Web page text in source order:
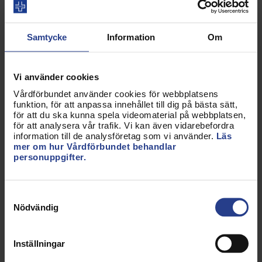
Samtycke Information Om
Vi använder cookies
Vårdförbundet använder cookies för webbplatsens
funktion, för att anpassa innehållet till dig på bästa sätt,
för att du ska kunna spela videomaterial på webbplatsen,
för att analysera vår trafik. Vi kan även vidarebefordra
information till de analysföretag som vi använder. Läs
mer om hur Vårdförbundet behandlar
personuppgifter.
Nödvändig
Inställningar
också på att det kan finnas lokala avtal med bättre
Lokala kollektivavtal
På din arbetsplats kan det också finnas lokala
kollektivavtal som kompletterar reglerna i de
centrala kollektivavtalen och som ger dig ännu
bättre villkor. Det kan vara ersättning vid
föräldraledighet, kompetensutveckling eller
flextid. Ta reda på vad som gäller för dig genom att
kontakta förtroendevalda på din arbetsplats eller
Fredsplikt
kollektivavtal så råder fredsplikt för båda parterna.